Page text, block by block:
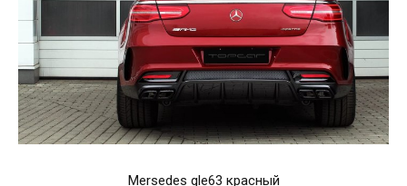
Mersedes gle63 красный